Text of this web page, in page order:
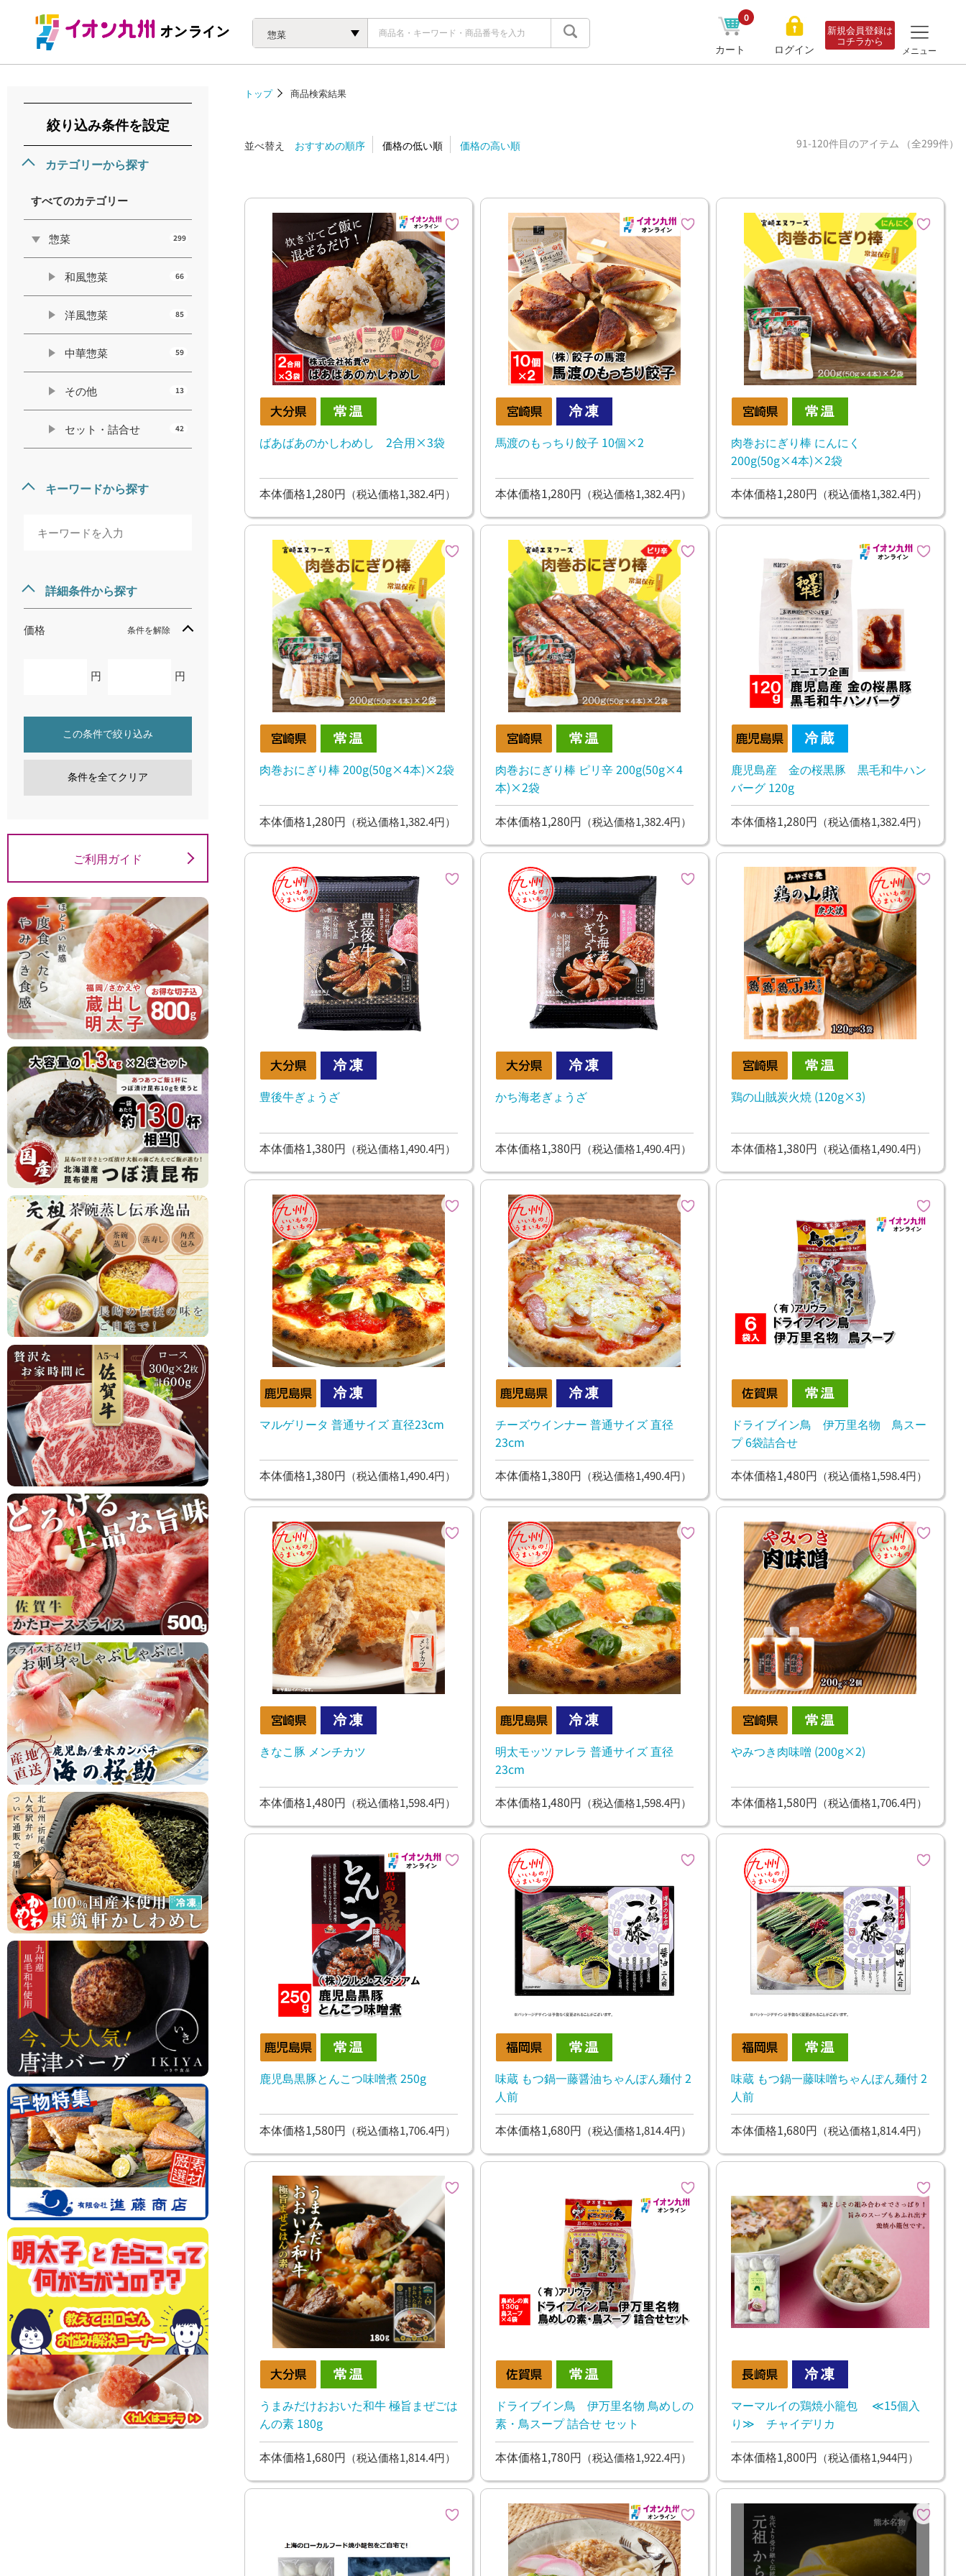
惣菜
カート
0
ログイン
新規会員登録は
コチラから
メニュー
絞り込み条件を設定
カテゴリーから探す
すべてのカテゴリー
惣菜 299
和風惣菜 66
洋風惣菜 85
中華惣菜 59
その他 13
セット・詰合せ 42
キーワードから探す
詳細条件から探す
価格 条件を解除
円 円
この条件で絞り込み
条件を全てクリア
ご利用ガイド
トップ 商品検索結果
並べ替え おすすめの順序 価格の低い順 価格の高い順 91-120件目のアイテム （全299件）
ばあばあのかしわめし 2合用×3袋
本体価格1,280円 （税込価格1,382.4円）
馬渡のもっちり餃子 10個×2
本体価格1,280円 （税込価格1,382.4円）
肉巻おにぎり棒 にんにく
200g(50g×4本)×2袋
本体価格1,280円 （税込価格1,382.4円）
肉巻おにぎり棒 200g(50g×4本)×2袋
本体価格1,280円 （税込価格1,382.4円）
肉巻おにぎり棒 ピリ辛 200g(50g×4
本)×2袋
本体価格1,280円 （税込価格1,382.4円）
鹿児島産 金の桜黒豚 黒毛和牛ハン
バーグ 120g
本体価格1,280円 （税込価格1,382.4円）
豊後牛ぎょうざ
本体価格1,380円 （税込価格1,490.4円）
かち海老ぎょうざ
本体価格1,380円 （税込価格1,490.4円）
鶏の山賊炭火焼 (120g×3)
本体価格1,380円 （税込価格1,490.4円）
マルゲリータ 普通サイズ 直径23cm
本体価格1,380円 （税込価格1,490.4円）
チーズウインナー 普通サイズ 直径
23cm
本体価格1,380円 （税込価格1,490.4円）
ドライブイン鳥 伊万里名物 鳥スー
プ 6袋詰合せ
本体価格1,480円 （税込価格1,598.4円）
きなこ豚 メンチカツ
本体価格1,480円 （税込価格1,598.4円）
明太モッツァレラ 普通サイズ 直径
23cm
本体価格1,480円 （税込価格1,598.4円）
やみつき肉味噌 (200g×2)
本体価格1,580円 （税込価格1,706.4円）
鹿児島黒豚とんこつ味噌煮 250g
本体価格1,580円 （税込価格1,706.4円）
味蔵 もつ鍋一藤醤油ちゃんぽん麺付 2
人前
本体価格1,680円 （税込価格1,814.4円）
味蔵 もつ鍋一藤味噌ちゃんぽん麺付 2
人前
本体価格1,680円 （税込価格1,814.4円）
うまみだけおおいた和牛 極旨まぜごは
んの素 180g
本体価格1,680円 （税込価格1,814.4円）
ドライブイン鳥 伊万里名物 鳥めしの
素・鳥スープ 詰合せ セット
本体価格1,780円 （税込価格1,922.4円）
マーマルイの鶏焼小籠包 ≪15個入
り≫ チャイデリカ
本体価格1,800円 （税込価格1,944円）